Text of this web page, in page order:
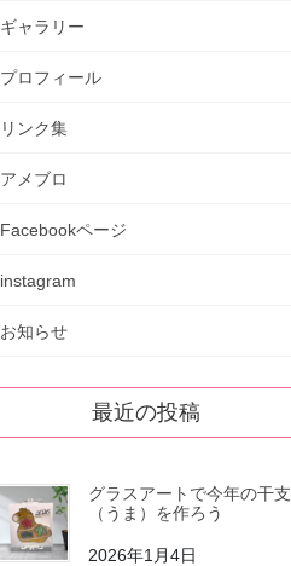
ギャラリー
プロフィール
リンク集
アメブロ
Facebookページ
instagram
お知らせ
最近の投稿
グラスアートで今年の干支
（うま）を作ろう
2026年1月4日